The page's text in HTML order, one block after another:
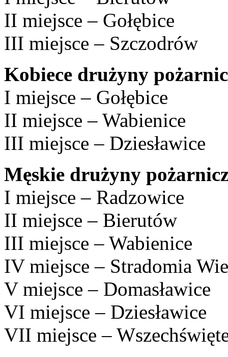
II miejsce – Gołębice
III miejsce – Szczodrów
Kobiece drużyny
I miejsce – Gołębice
II miejsce – Wabienice
III miejsce – Dziesławice
Męskie drużyny
I miejsce – Radzowice
II miejsce – Bierutów
III miejsce – Wabienice
IV miejsce – Stradomia
V miejsce – Domasławice
VI miejsce – Dziesławice
VII miejsce –